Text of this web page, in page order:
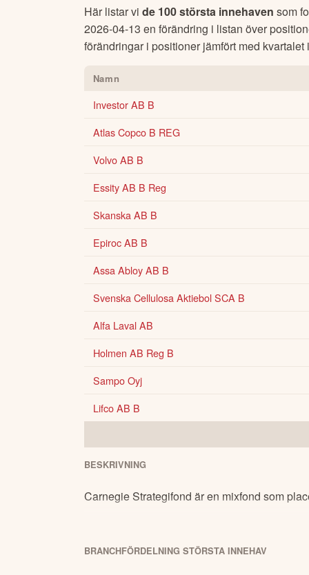
Här listar vi de 100 största innehaven som
2026-04-13 en förändring i listan över
förändringar i positioner jämfört med
Namn
Investor AB B
Atlas Copco B REG
Volvo AB B
Essity AB B Reg
Skanska AB B
Epiroc AB B
Assa Abloy AB B
Svenska Cellulosa Aktiebol SCA B
Alfa Laval AB
Holmen AB Reg B
Sampo Oyj
Lifco AB B
BESKRIVNING
Carnegie Strategifond är en mixfond som
BRANCHFÖRDELNING STÖRSTA INNEHAV